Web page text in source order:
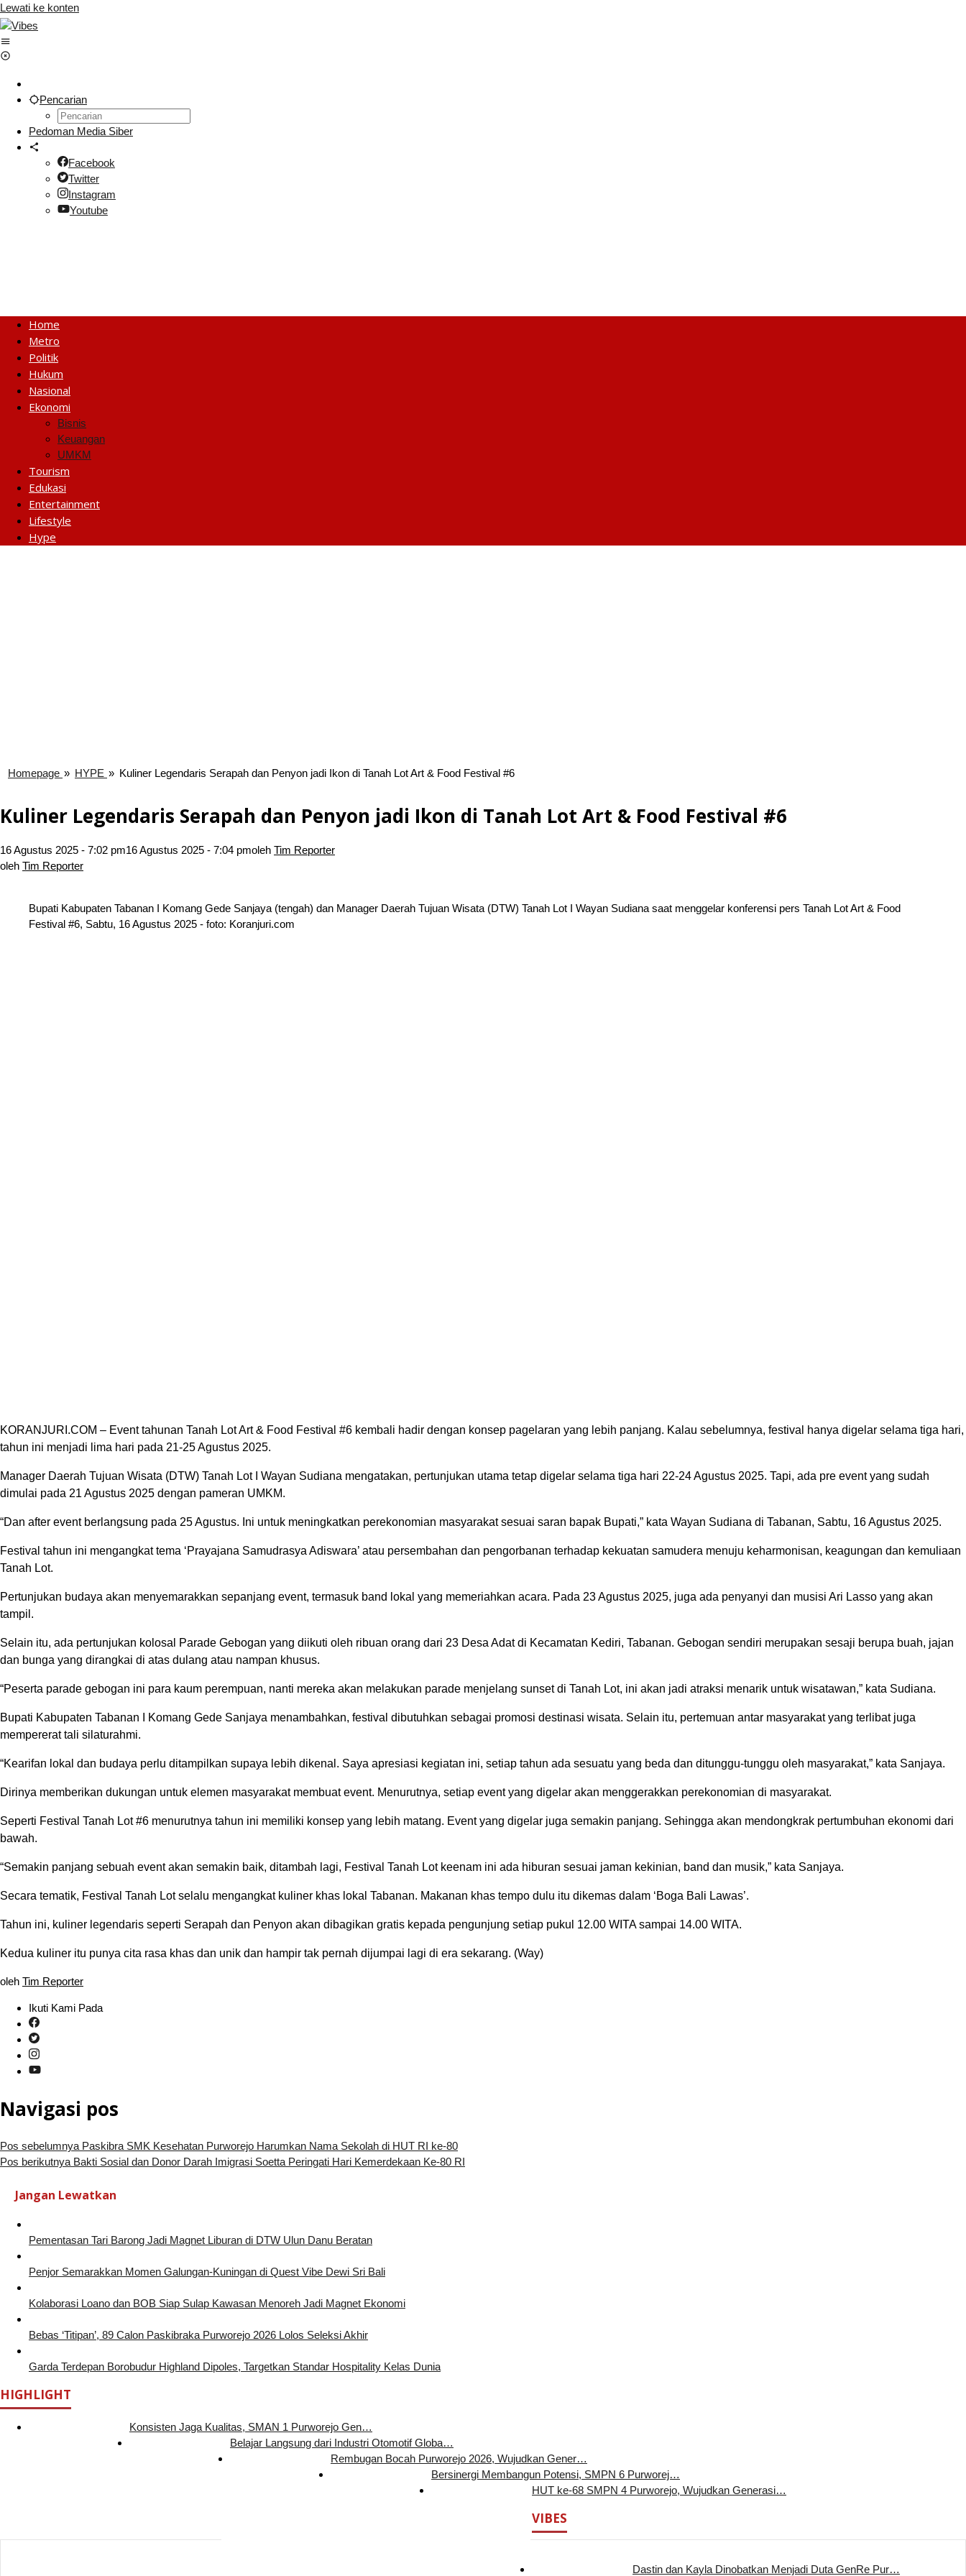
Lewati ke konten
Pencarian
Pedoman Media Siber
Facebook
Twitter
Instagram
Youtube
Home
Metro
Politik
Hukum
Nasional
Ekonomi
Bisnis
Keuangan
UMKM
Tourism
Edukasi
Entertainment
Lifestyle
Hype
Homepage » HYPE » Kuliner Legendaris Serapah dan Penyon jadi Ikon di Tanah Lot Art & Food Festival #6
Kuliner Legendaris Serapah dan Penyon jadi Ikon di Tanah Lot Art & Food Festival #6
16 Agustus 2025 - 7:02 pm16 Agustus 2025 - 7:04 pmoleh Tim Reporter
oleh Tim Reporter
Bupati Kabupaten Tabanan I Komang Gede Sanjaya (tengah) dan Manager Daerah Tujuan Wisata (DTW) Tanah Lot I Wayan Sudiana saat menggelar konferensi pers Tanah Lot Art & Food
Festival #6, Sabtu, 16 Agustus 2025 - foto: Koranjuri.com
KORANJURI.COM – Event tahunan Tanah Lot Art & Food Festival #6 kembali hadir dengan konsep pagelaran yang lebih panjang. Kalau sebelumnya, festival hanya digelar selama tiga hari,
tahun ini menjadi lima hari pada 21-25 Agustus 2025.
Manager Daerah Tujuan Wisata (DTW) Tanah Lot I Wayan Sudiana mengatakan, pertunjukan utama tetap digelar selama tiga hari 22-24 Agustus 2025. Tapi, ada pre event yang sudah
dimulai pada 21 Agustus 2025 dengan pameran UMKM.
“Dan after event berlangsung pada 25 Agustus. Ini untuk meningkatkan perekonomian masyarakat sesuai saran bapak Bupati,” kata Wayan Sudiana di Tabanan, Sabtu, 16 Agustus 2025.
Festival tahun ini mengangkat tema ‘Prayajana Samudrasya Adiswara’ atau persembahan dan pengorbanan terhadap kekuatan samudera menuju keharmonisan, keagungan dan kemuliaan
Tanah Lot.
Pertunjukan budaya akan menyemarakkan sepanjang event, termasuk band lokal yang memeriahkan acara. Pada 23 Agustus 2025, juga ada penyanyi dan musisi Ari Lasso yang akan
tampil.
Selain itu, ada pertunjukan kolosal Parade Gebogan yang diikuti oleh ribuan orang dari 23 Desa Adat di Kecamatan Kediri, Tabanan. Gebogan sendiri merupakan sesaji berupa buah, jajan
dan bunga yang dirangkai di atas dulang atau nampan khusus.
“Peserta parade gebogan ini para kaum perempuan, nanti mereka akan melakukan parade menjelang sunset di Tanah Lot, ini akan jadi atraksi menarik untuk wisatawan,” kata Sudiana.
Bupati Kabupaten Tabanan I Komang Gede Sanjaya menambahkan, festival dibutuhkan sebagai promosi destinasi wisata. Selain itu, pertemuan antar masyarakat yang terlibat juga
mempererat tali silaturahmi.
“Kearifan lokal dan budaya perlu ditampilkan supaya lebih dikenal. Saya apresiasi kegiatan ini, setiap tahun ada sesuatu yang beda dan ditunggu-tunggu oleh masyarakat,” kata Sanjaya.
Dirinya memberikan dukungan untuk elemen masyarakat membuat event. Menurutnya, setiap event yang digelar akan menggerakkan perekonomian di masyarakat.
Seperti Festival Tanah Lot #6 menurutnya tahun ini memiliki konsep yang lebih matang. Event yang digelar juga semakin panjang. Sehingga akan mendongkrak pertumbuhan ekonomi dari
bawah.
“Semakin panjang sebuah event akan semakin baik, ditambah lagi, Festival Tanah Lot keenam ini ada hiburan sesuai jaman kekinian, band dan musik,” kata Sanjaya.
Secara tematik, Festival Tanah Lot selalu mengangkat kuliner khas lokal Tabanan. Makanan khas tempo dulu itu dikemas dalam ‘Boga Bali Lawas’.
Tahun ini, kuliner legendaris seperti Serapah dan Penyon akan dibagikan gratis kepada pengunjung setiap pukul 12.00 WITA sampai 14.00 WITA.
Kedua kuliner itu punya cita rasa khas dan unik dan hampir tak pernah dijumpai lagi di era sekarang. (Way)
oleh Tim Reporter
Ikuti Kami Pada
Navigasi pos
Pos sebelumnya Paskibra SMK Kesehatan Purworejo Harumkan Nama Sekolah di HUT RI ke-80
Pos berikutnya Bakti Sosial dan Donor Darah Imigrasi Soetta Peringati Hari Kemerdekaan Ke-80 RI
Jangan Lewatkan
Pementasan Tari Barong Jadi Magnet Liburan di DTW Ulun Danu Beratan
Penjor Semarakkan Momen Galungan-Kuningan di Quest Vibe Dewi Sri Bali
Kolaborasi Loano dan BOB Siap Sulap Kawasan Menoreh Jadi Magnet Ekonomi
Bebas ‘Titipan’, 89 Calon Paskibraka Purworejo 2026 Lolos Seleksi Akhir
Garda Terdepan Borobudur Highland Dipoles, Targetkan Standar Hospitality Kelas Dunia
HIGHLIGHT
Konsisten Jaga Kualitas, SMAN 1 Purworejo Gen…
Belajar Langsung dari Industri Otomotif Globa…
Rembugan Bocah Purworejo 2026, Wujudkan Gener…
Bersinergi Membangun Potensi, SMPN 6 Purworej…
HUT ke-68 SMPN 4 Purworejo, Wujudkan Generasi…
VIBES
Dastin dan Kayla Dinobatkan Menjadi Duta GenRe Pur…